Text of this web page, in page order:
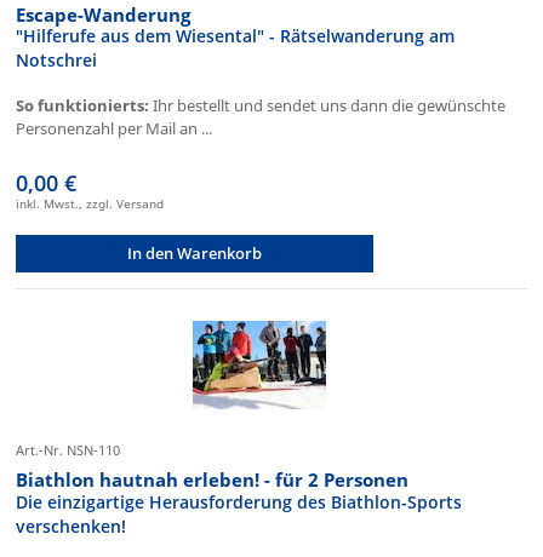
Escape-Wanderung
"Hilferufe aus dem Wiesental" - Rätselwanderung am
Notschrei
So funktionierts: Ihr bestellt und sendet uns dann die gewünschte
Personenzahl per Mail an ...
0,00 €
inkl. Mwst., zzgl. Versand
In den Warenkorb
Art.-Nr. NSN-110
Biathlon hautnah erleben! - für 2 Personen
Die einzigartige Herausforderung des Biathlon-Sports
verschenken!